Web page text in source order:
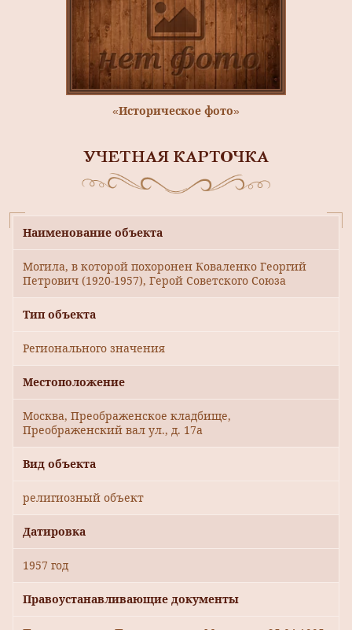
«Историческое фото»
УЧЕТНАЯ КАРТОЧКА
Наименование объекта
Могила, в которой похоронен Коваленко Георгий
Петрович (1920-1957), Герой Советского Союза
Тип объекта
Регионального значения
Местоположение
Москва, Преображенское кладбище,
Преображенский вал ул., д. 17а
Вид объекта
религиозный объект
Датировка
1957 год
Правоустанавливающие документы